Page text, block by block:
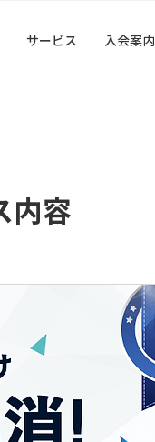
サービス 入会案内
内容